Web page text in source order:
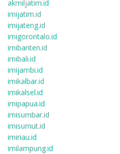
akmiljatim.id
imijatim.id
imijateng.id
imigorontalo.id
imibanten.id
imibali.id
imijambi.id
imikalbar.id
imikalsel.id
imipapua.id
imisumbar.id
imisumut.id
imiriau.id
imilampung.id